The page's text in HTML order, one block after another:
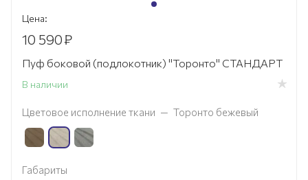
Цена:
10 590₽
Пуф боковой (подлокотник) "Торонто" СТАНДАРТ
В наличии
Цветовое исполнение ткани — Торонто бежевый
Габариты